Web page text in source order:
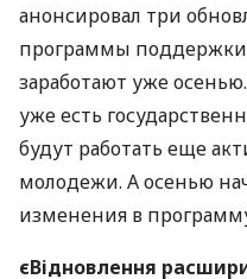
анонсировал три
программы
заработают уже
уже есть
будут работать еще
молодежи. А осенью
изменения в
єВідновлення